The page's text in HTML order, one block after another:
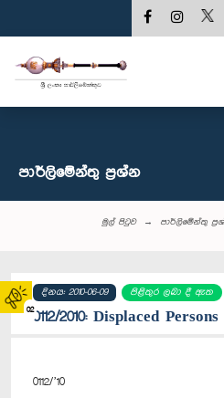
02
පාර්ලි‌මේන්තු‌ ප්‍රශ්න
මුල් පිටුව පාර්ලි‌මේන්තු‌
දිනය: 2010-06-09 පිළිතුර ලබා දී ඇත
0112/2010: Displaced
0112/’10